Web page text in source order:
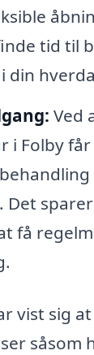
tid til
din
Ved
i Folby
Det
få
vist sig
såsom